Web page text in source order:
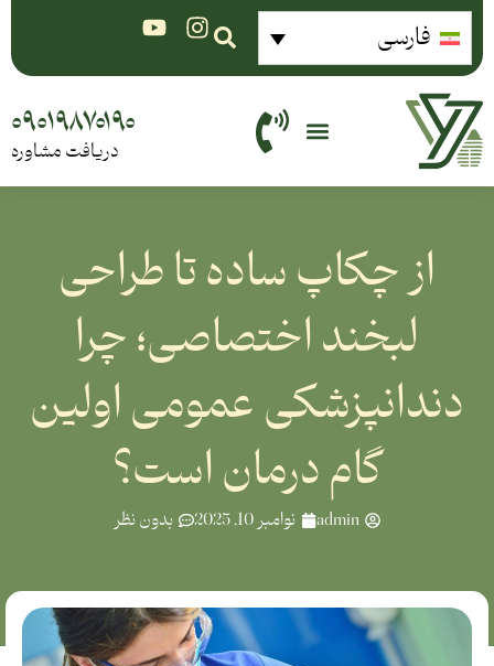
فارسی
۰۹۰۱۹۸۷۰۱۹۰
دریافت مشاوره
از چکاپ ساده تا طراحی
لبخند اختصاصی؛ چرا
دندانپزشکی عمومی اولین
گام درمان است؟
admin نوامبر 10, 2025 بدون نظر